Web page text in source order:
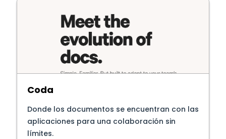
Coda
Donde los documentos se encuentran con las
aplicaciones para una colaboración sin
límites.